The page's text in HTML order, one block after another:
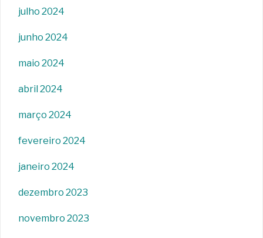
julho 2024
junho 2024
maio 2024
abril 2024
março 2024
fevereiro 2024
janeiro 2024
dezembro 2023
novembro 2023